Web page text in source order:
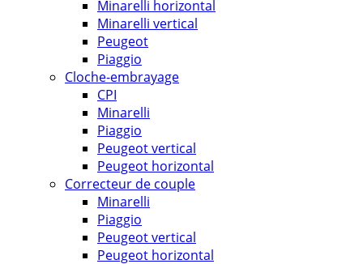
Minarelli horizontal
Minarelli vertical
Peugeot
Piaggio
Cloche-embrayage
CPI
Minarelli
Piaggio
Peugeot vertical
Peugeot horizontal
Correcteur de couple
Minarelli
Piaggio
Peugeot vertical
Peugeot horizontal